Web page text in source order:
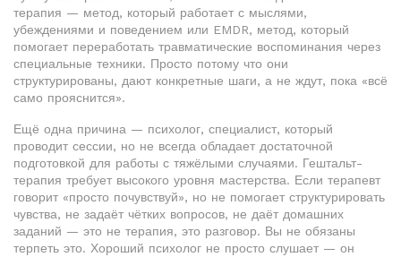
терапия — метод, который работает с мыслями,
убеждениями и поведением или EMDR, метод, который
помогает переработать травматические воспоминания через
специальные техники. Просто потому что они
структурированы, дают конкретные шаги, а не ждут, пока «всё
само прояснится».
Ещё одна причина — психолог, специалист, который
проводит сессии, но не всегда обладает достаточной
подготовкой для работы с тяжёлыми случаями. Гештальт-
терапия требует высокого уровня мастерства. Если терапевт
говорит «просто почувствуй», но не помогает структурировать
чувства, не задаёт чётких вопросов, не даёт домашних
заданий — это не терапия, это разговор. Вы не обязаны
терпеть это. Хороший психолог не просто слушает — он